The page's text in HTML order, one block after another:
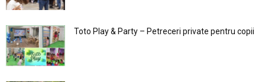
Toto Play & Party – Petreceri private pentru copii